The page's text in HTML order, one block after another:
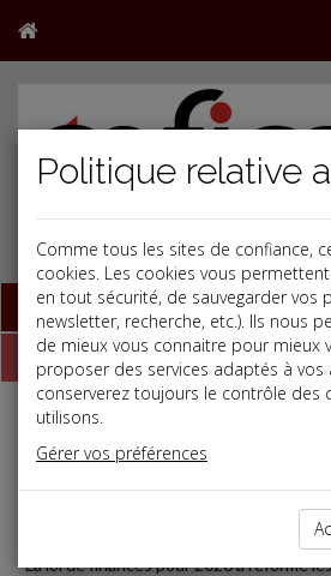
Base documentaire
Dépêches
Fiscal TPE
TAXE ANNUELLE SUR LES
La loi de finances pour 2026 a réformé
Comme tous les sites de confiance,
cookies. Les cookies vous
en tout sécurité, de sauvegarder vos
newsletter, recherche, etc.). Ils nous
de mieux vous connaitre pour mieux
proposer des services adaptés à vos
conserverez toujours le contrôle des
utilisons.
Gérer vos préférences